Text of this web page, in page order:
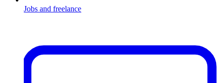
Jobs and freelance